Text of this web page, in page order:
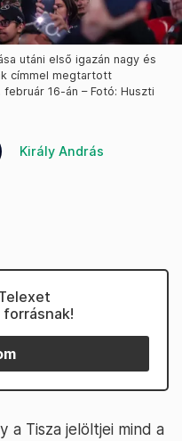
utáni első igazán nagy és
címmel megtartott
16-án – Fotó: Huszti
Király András
a Tisza jelöltjei mind a